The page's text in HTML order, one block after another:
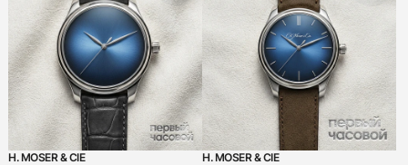
H. MOSER & CIE
H. MOSER & CIE